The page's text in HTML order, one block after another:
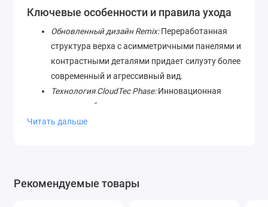
Ключевые особенности и правила ухода
Обновленный дизайн Remix:Переработанная
структура верха с асимметричными панелями и
контрастными деталями придает силуэту более
современный и агрессивный вид.
Технология CloudTec Phase:Инновационная
подошва обеспечивает последовательное
сжатие элементов, гарантируя невероятно
защищая ваши суставы во время долгих
Читать дальше
Рекомендуемые товары